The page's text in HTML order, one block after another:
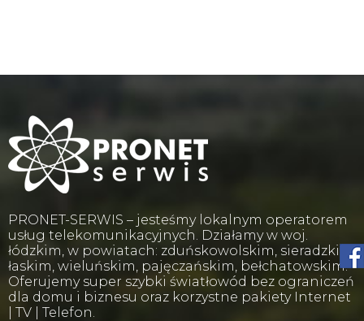
PRONET-SERWIS – jesteśmy lokalnym operatorem
usług telekomunikacyjnych. Działamy w woj.
łódzkim, w powiatach: zduńskowolskim, sieradzkim,
łaskim, wieluńskim, pajęczańskim, bełchatowskim.
Oferujemy super szybki światłowód bez ograniczeń
dla domu i biznesu oraz korzystne pakiety Internet
| TV | Telefon.